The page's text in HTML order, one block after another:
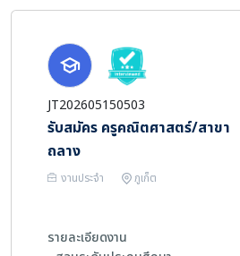
JT202605150503
รับสมัคร ครูคณิตศาสตร์/สาขา
ถลาง
งานประจำ ภูเก็ต
รายละเอียดงาน